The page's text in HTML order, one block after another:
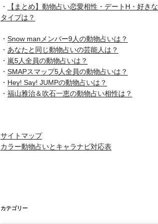
・
【まとめ】動物占い恋愛相性・デートH・好きな
タイプは？
・ Snow manメンバー9人の動物占いは？
・ あなたと同じ動物占いの芸能人は？
・ 嵐5人全員の動物占いは？
・ SMAPスマップ5人全員の動物占いは？
・ Hey! Say! JUMPの動物占いは？
・ 福山雅治＆吹石一恵の動物占い相性は？
サイトマップ
カラー動物占いとキャラナビ対応表
カテゴリー